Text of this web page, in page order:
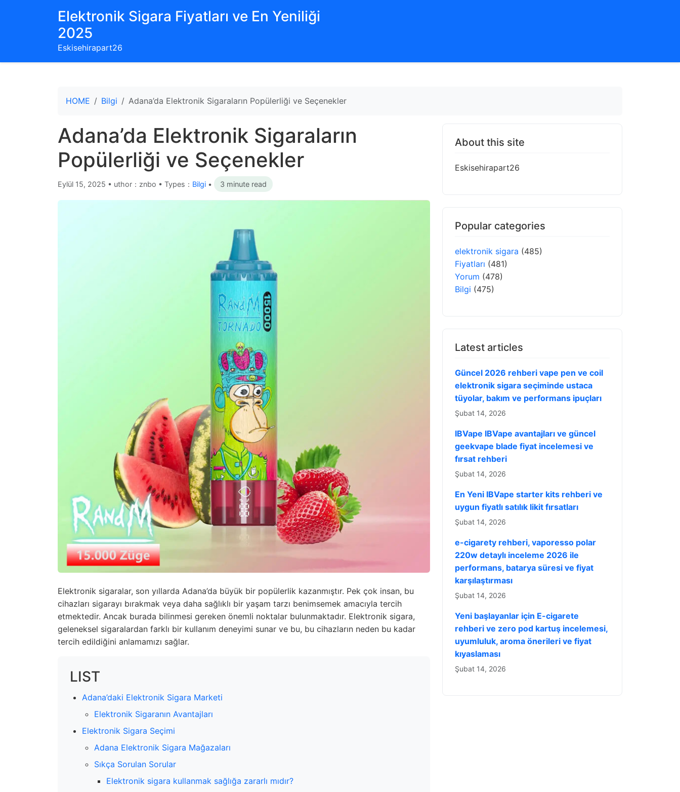
Elektronik Sigara Fiyatları ve En Yeniliği
2025
Eskisehirapart26
HOME Bilgi Adana’da Elektronik Sigaraların Popülerliği ve Seçenekler
Adana’da Elektronik Sigaraların
Popülerliği ve Seçenekler
Eylül 15, 2025 • uthor：znbo • Types： Bilgi • 3 minute read
Elektronik sigaralar, son yıllarda Adana’da büyük bir popülerlik kazanmıştır. Pek çok insan, bu
cihazları sigarayı bırakmak veya daha sağlıklı bir yaşam tarzı benimsemek amacıyla tercih
etmektedir. Ancak burada bilinmesi gereken önemli noktalar bulunmaktadır. Elektronik sigara,
geleneksel sigaralardan farklı bir kullanım deneyimi sunar ve bu, bu cihazların neden bu kadar
tercih edildiğini anlamamızı sağlar.
LIST
Adana’daki Elektronik Sigara Marketi
Elektronik Sigaranın Avantajları
Elektronik Sigara Seçimi
Adana Elektronik Sigara Mağazaları
Sıkça Sorulan Sorular
Elektronik sigara kullanmak sağlığa zararlı mıdır?
About this site
Eskisehirapart26
Popular categories
elektronik sigara (485)
Fiyatları (481)
Yorum (478)
Bilgi (475)
Latest articles
Güncel 2026 rehberi vape pen ve coil
elektronik sigara seçiminde ustaca
tüyolar, bakım ve performans ipuçları
Şubat 14, 2026
IBVape IBVape avantajları ve güncel
geekvape blade fiyat incelemesi ve
fırsat rehberi
Şubat 14, 2026
En Yeni IBVape starter kits rehberi ve
uygun fiyatlı satılık likit fırsatları
Şubat 14, 2026
e-cigarety rehberi, vaporesso polar
220w detaylı inceleme 2026 ile
performans, batarya süresi ve fiyat
karşılaştırması
Şubat 14, 2026
Yeni başlayanlar için E-cigarete
rehberi ve zero pod kartuş incelemesi,
uyumluluk, aroma önerileri ve fiyat
kıyaslaması
Şubat 14, 2026